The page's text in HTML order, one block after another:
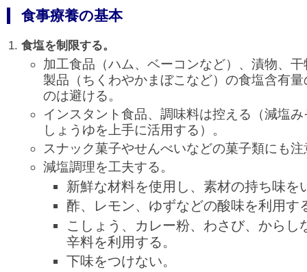
食事療養の基本
食塩を制限する。
加工食品（ハム、ベーコンなど）、漬物、
製品（ちくわやかまぼこなど）の食塩含有
のは避ける。
インスタント食品、調味料は控える（減塩
しょうゆを上手に活用する）。
スナック菓子やせんべいなどの菓子類にも
減塩調理を工夫する。
新鮮な材料を使用し、素材の持ち味を
酢、レモン、ゆずなどの酸味を利用す
こしょう、カレー粉、わさび、からし
辛料を利用する。
下味をつけない。